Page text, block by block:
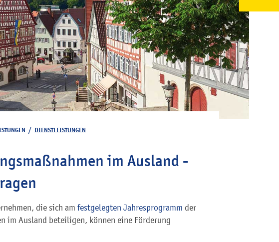
/ DIENSTLEISTUNGEN
im Ausland -
die sich am festgelegten Jahresprogramm der
im Ausland beteiligen, können eine Förderung